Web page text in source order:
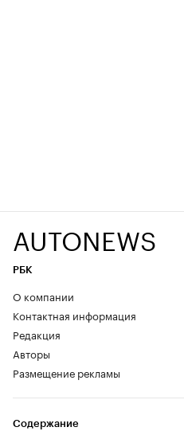
AUTONEWS
РБК
О компании
Контактная информация
Редакция
Авторы
Размещение рекламы
Содержание